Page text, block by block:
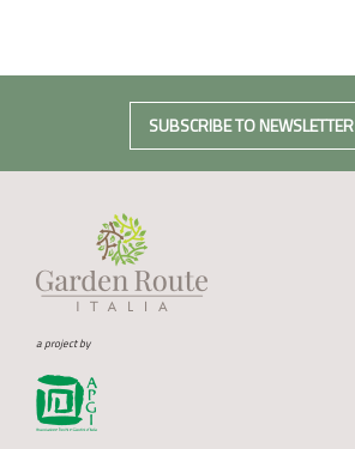
SUBSCRIBE TO NEWSLETTER
a project by